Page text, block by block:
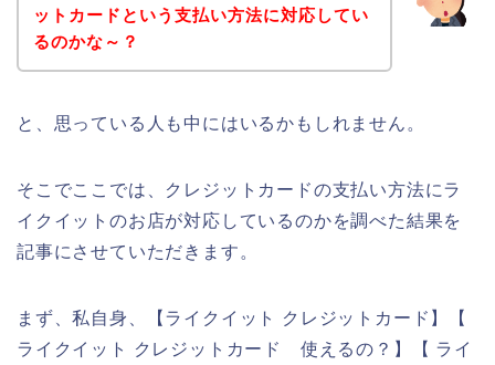
ットカードという支払い方法に対応してい
るのかな～？
と、思っている人も中にはいるかもしれません。
そこでここでは、クレジットカードの支払い方法にラ
イクイットのお店が対応しているのかを調べた結果を
記事にさせていただきます。
まず、私自身、【ライクイット クレジットカード】【
ライクイット クレジットカード 使えるの？】【 ライ